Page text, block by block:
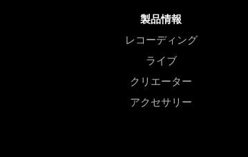
製品情報
レコーディング
ライブ
クリエーター
アクセサリー